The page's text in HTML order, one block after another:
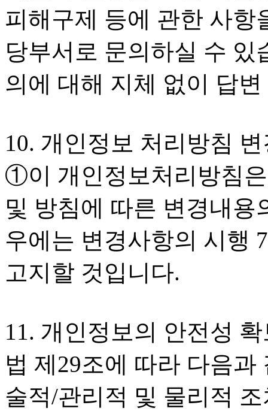
피해구제 등에 관한 사항
당부서로 문의하실 수 있
의에 대해 지체 없이 답
10. 개인정보 처리방침
①이 개인정보처리방침
및 방침에 따른 변경내용
우에는 변경사항의 시행
고지할 것입니다.
11. 개인정보의 안전성
법 제29조에 따라 다음
술적/관리적 및 물리적